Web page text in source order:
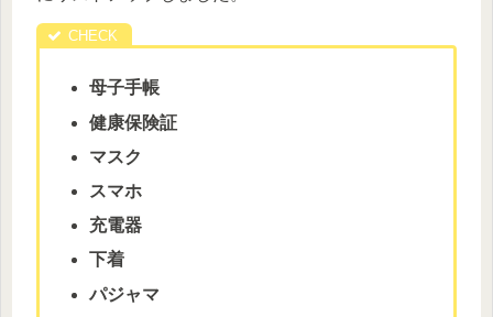
母子手帳
健康保険証
マスク
スマホ
充電器
下着
パジャマ